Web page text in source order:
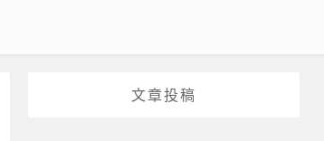
文章投稿